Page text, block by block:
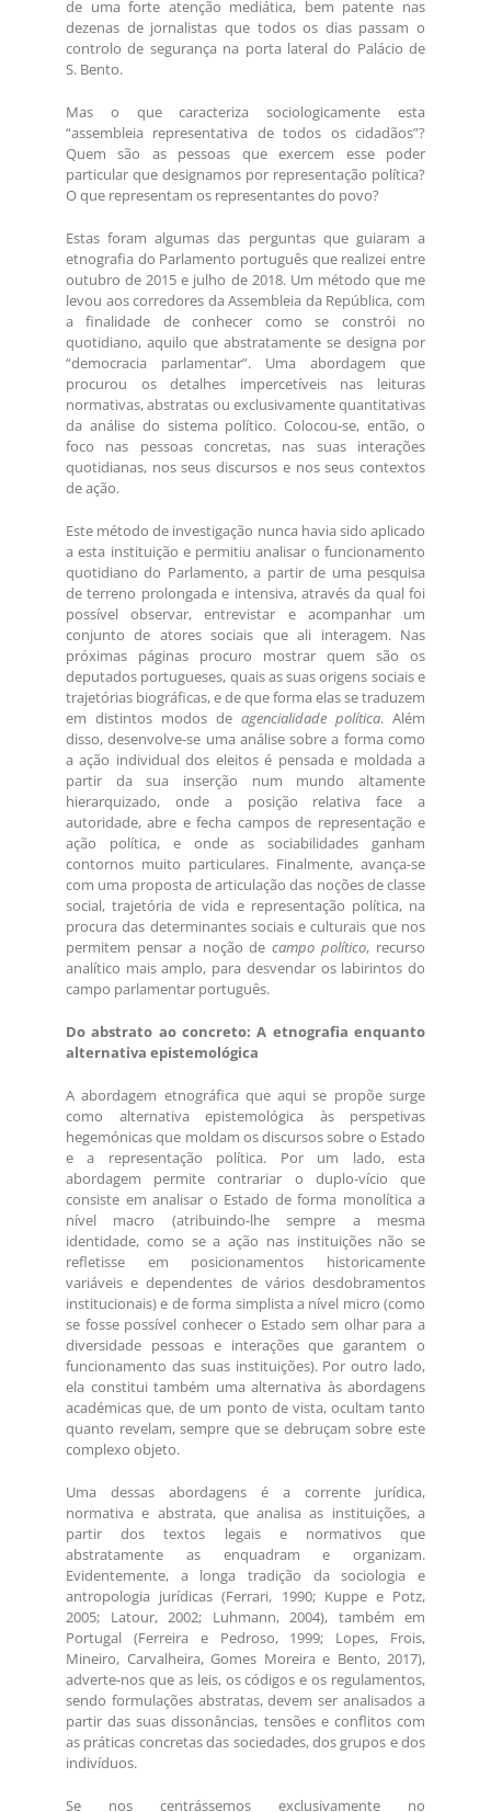
de uma forte atenção mediática, bem patente nas
dezenas de jornalistas que todos os dias passam o
controlo de segurança na porta lateral do Palácio de
S. Bento.
Mas o que caracteriza sociologicamente esta
“assembleia representativa de todos os cidadãos”?
Quem são as pessoas que exercem esse poder
particular que designamos por representação política?
O que representam os representantes do povo?
Estas foram algumas das perguntas que guiaram a
etnografia do Parlamento português que realizei entre
outubro de 2015 e julho de 2018. Um método que me
levou aos corredores da Assembleia da República, com
a finalidade de conhecer como se constrói no
quotidiano, aquilo que abstratamente se designa por
“democracia parlamentar”. Uma abordagem que
procurou os detalhes impercetíveis nas leituras
normativas, abstratas ou exclusivamente quantitativas
da análise do sistema político. Colocou-se, então, o
foco nas pessoas concretas, nas suas interações
quotidianas, nos seus discursos e nos seus contextos
de ação.
Este método de investigação nunca havia sido aplicado
a esta instituição e permitiu analisar o funcionamento
quotidiano do Parlamento, a partir de uma pesquisa
de terreno prolongada e intensiva, através da qual foi
possível observar, entrevistar e acompanhar um
conjunto de atores sociais que ali interagem. Nas
próximas páginas procuro mostrar quem são os
deputados portugueses, quais as suas origens sociais e
trajetórias biográficas, e de que forma elas se traduzem
em distintos modos de agencialidade política. Além
disso, desenvolve-se uma análise sobre a forma como
a ação individual dos eleitos é pensada e moldada a
partir da sua inserção num mundo altamente
hierarquizado, onde a posição relativa face a
autoridade, abre e fecha campos de representação e
ação política, e onde as sociabilidades ganham
contornos muito particulares. Finalmente, avança-se
com uma proposta de articulação das noções de classe
social, trajetória de vida e representação política, na
procura das determinantes sociais e culturais que nos
permitem pensar a noção decampo político, recurso
analítico mais amplo, para desvendar os labirintos do
campo parlamentar português.
Do abstrato ao concreto: A etnografia enquanto
alternativa epistemológica
A abordagem etnográfica que aqui se propõe surge
como alternativa epistemológica às perspetivas
hegemónicas que moldam os discursos sobre o Estado
e a representação política. Por um lado, esta
abordagem permite contrariar o duplo-vício que
consiste em analisar o Estado de forma monolítica a
nível macro (atribuindo-lhe sempre a mesma
identidade, como se a ação nas instituições não se
refletisse em posicionamentos historicamente
variáveis e dependentes de vários desdobramentos
institucionais) e de forma simplista a nível micro (como
se fosse possível conhecer o Estado sem olhar para a
diversidade pessoas e interações que garantem o
funcionamento das suas instituições). Por outro lado,
ela constitui também uma alternativa às abordagens
académicas que, de um ponto de vista, ocultam tanto
quanto revelam, sempre que se debruçam sobre este
complexo objeto.
Uma dessas abordagens é a corrente jurídica,
normativa e abstrata, que analisa as instituições, a
partir dos textos legais e normativos que
abstratamente as enquadram e organizam.
Evidentemente, a longa tradição da sociologia e
antropologia jurídicas (Ferrari, 1990; Kuppe e Potz,
2005; Latour, 2002; Luhmann, 2004), também em
Portugal (Ferreira e Pedroso, 1999; Lopes, Frois,
Mineiro, Carvalheira, Gomes Moreira e Bento, 2017),
adverte-nos que as leis, os códigos e os regulamentos,
sendo formulações abstratas, devem ser analisados a
partir das suas dissonâncias, tensões e conflitos com
as práticas concretas das sociedades, dos grupos e dos
indivíduos.
Se nos centrássemos exclusivamente no